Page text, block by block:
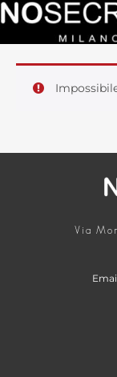
Via